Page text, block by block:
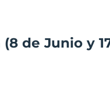
de Junio y